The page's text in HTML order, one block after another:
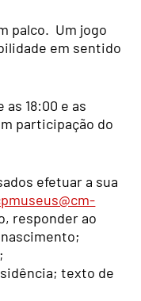
palco. Um jogo
em sentido
as 18:00 e as
participação do
efetuar a sua
responder ao
texto de